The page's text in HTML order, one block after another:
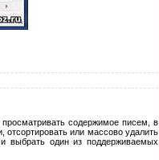
содержимое писем, в
или массово удалить
выбрать один из поддерживаемых